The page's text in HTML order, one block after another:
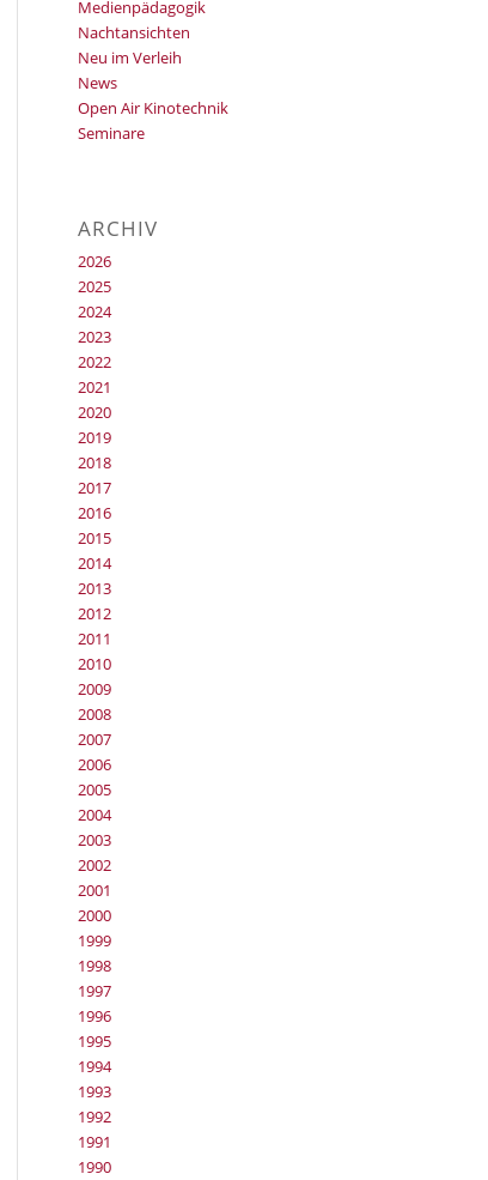
Medienpädagogik
Nachtansichten
Neu im Verleih
News
Open Air Kinotechnik
Seminare
ARCHIV
2026
2025
2024
2023
2022
2021
2020
2019
2018
2017
2016
2015
2014
2013
2012
2011
2010
2009
2008
2007
2006
2005
2004
2003
2002
2001
2000
1999
1998
1997
1996
1995
1994
1993
1992
1991
1990